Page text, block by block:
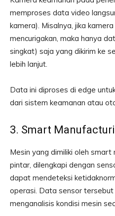
memproses data video
kamera). Misalnya, jika
mencurigakan, maka hanya
singkat) saja yang dikirim ke
lebih lanjut.
Data ini diproses di edge
dari sistem keamanan atau
3. Smart
Mesin yang dimiliki oleh
pintar, dilengkapi dengan
dapat mendeteksi
operasi. Data sensor
menganalisis kondisi mesin